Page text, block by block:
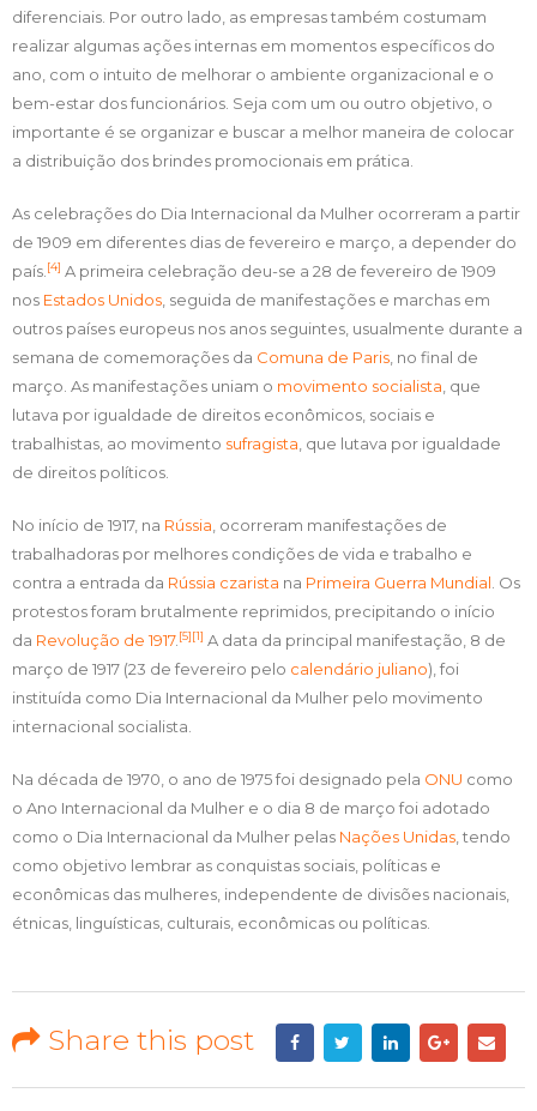
diferenciais. Por outro lado, as empresas também costumam
realizar algumas ações internas em momentos específicos do
ano, com o intuito de melhorar o ambiente organizacional e o
bem-estar dos funcionários. Seja com um ou outro objetivo, o
importante é se organizar e buscar a melhor maneira de colocar
a distribuição dos brindes promocionais em prática.
As celebrações do Dia Internacional da Mulher ocorreram a partir
de 1909 em diferentes dias de fevereiro e março, a depender do
país. [4] A primeira celebração deu-se a 28 de fevereiro de 1909
nos Estados Unidos , seguida de manifestações e marchas em
outros países europeus nos anos seguintes, usualmente durante a
semana de comemorações da Comuna de Paris , no final de
março. As manifestações uniam o movimento socialista , que
lutava por igualdade de direitos econômicos, sociais e
trabalhistas, ao movimento sufragista , que lutava por igualdade
de direitos políticos.
No início de 1917, na Rússia , ocorreram manifestações de
trabalhadoras por melhores condições de vida e trabalho e
contra a entrada da Rússia czarista na Primeira Guerra Mundial . Os
protestos foram brutalmente reprimidos, precipitando o início
da Revolução de 1917. [5][1] A data da principal manifestação, 8 de
março de 1917 (23 de fevereiro pelo calendário juliano), foi
instituída como Dia Internacional da Mulher pelo movimento
internacional socialista.
Na década de 1970, o ano de 1975 foi designado pela ONU como
o Ano Internacional da Mulher e o dia 8 de março foi adotado
como o Dia Internacional da Mulher pelas Nações Unidas , tendo
como objetivo lembrar as conquistas sociais, políticas e
econômicas das mulheres, independente de divisões nacionais,
étnicas, linguísticas, culturais, econômicas ou políticas.
Share this post